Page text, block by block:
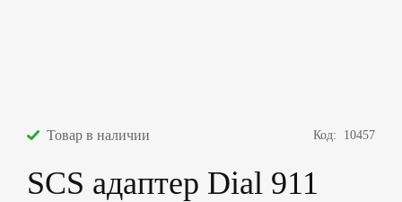
Товар в наличии Код: 10457
SCS адаптер Dial 911